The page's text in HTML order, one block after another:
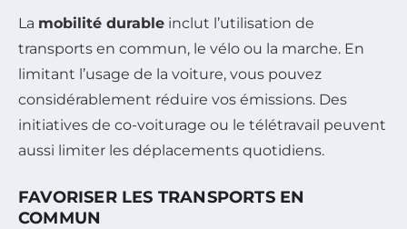
La mobilité durable inclut l’utilisation de
transports en commun, le vélo ou la marche. En
limitant l’usage de la voiture, vous pouvez
considérablement réduire vos émissions. Des
initiatives de co-voiturage ou le télétravail peuvent
aussi limiter les déplacements quotidiens.
FAVORISER LES TRANSPORTS EN
COMMUN